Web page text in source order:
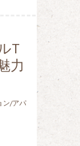
T
力
ン/アパ